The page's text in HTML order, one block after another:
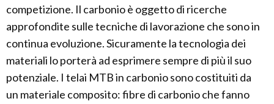
competizione. Il carbonio è oggetto di ricerche
approfondite sulle tecniche di lavorazione che sono in
continua evoluzione. Sicuramente la tecnologia dei
materiali lo porterà ad esprimere sempre di più il suo
potenziale. I telai MTB in carbonio sono costituiti da
un materiale composito: fibre di carbonio che fanno